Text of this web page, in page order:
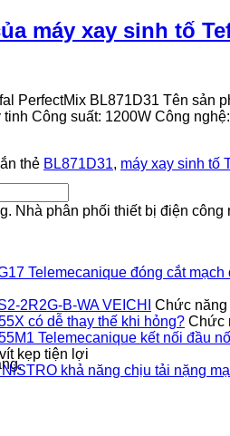
máy xay sinh tố
PerfectMix BL871D31 Tên sản
Công suất: 1200W Công
thẻ BL871D31, máy xay sinh tố
Nhà phân phối thiết bị điện công
Telemecanique đóng cắt
2R2G-B-WA VEICHI
Chức năng
có dễ thay thế khi hỏng? Chức
Telemecanique kết nối đầu
kẹp tiện lợi
khả năng chịu tải nặng